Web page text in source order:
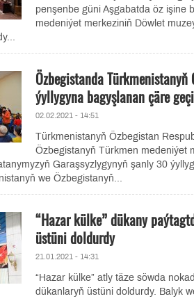
penşenbe güni Aşgabatda öz işine
medeniýet merkeziniň Döwlet
Özbegistanda
ýyllygyna bagyşlanan çäre
02.02.2021 - 14:51
Türkmenistanyň Özbegistan
Özbegistanyň Türkmen medeniýet
Garaşsyzlygynyň şanly 30
we Özbegistanyň...
“Hazar külke” dükany
üstüni doldurdy
21.01.2021 - 14:31
“Hazar külke” atly täze söwda
dükanlaryň üstüni doldurdy. Balyk